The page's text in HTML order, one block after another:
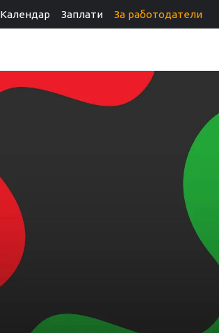
Календар Заплати За работодатели